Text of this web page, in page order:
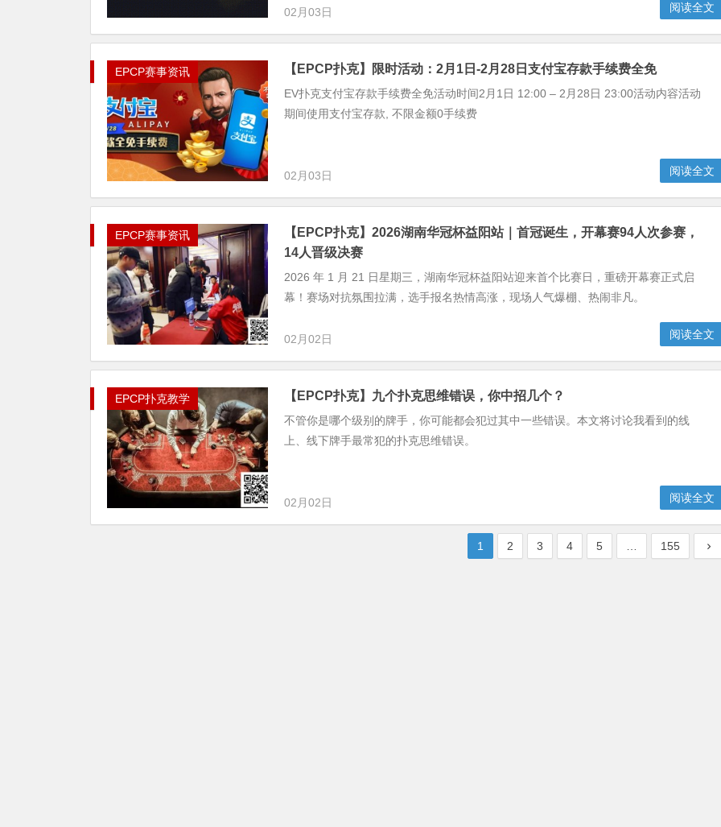
02月03日
阅读全文
EPCP赛事资讯 【EPCP扑克】限时活动：2月1日-2月28日支付宝存款手续费全免
EV扑克支付宝存款手续费全免活动时间2月1日 12:00 – 2月28日 23:00活动内容活动
期间使用支付宝存款, 不限金额0手续费
02月03日 阅读全文
EPCP赛事资讯
【EPCP扑克】2026湖南华冠杯益阳站｜首冠诞生，开幕赛94人次参赛，
14人晋级决赛
2026 年 1 月 21 日星期三，湖南华冠杯益阳站迎来首个比赛日，重磅开幕赛正式启
幕！赛场对抗氛围拉满，选手报名热情高涨，现场人气爆棚、热闹非凡。
02月02日 阅读全文
EPCP扑克教学 【EPCP扑克】九个扑克思维错误，你中招几个？
不管你是哪个级别的牌手，你可能都会犯过其中一些错误。本文将讨论我看到的线
上、线下牌手最常犯的扑克思维错误。
02月02日 阅读全文
1 2 3 4 5 155